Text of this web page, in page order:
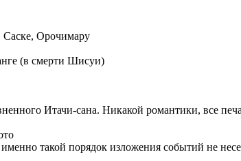
Орочимару
(в смерти Шисуи)
Итачи-сана. Никакой романтики, все
такой порядок изложения событий не